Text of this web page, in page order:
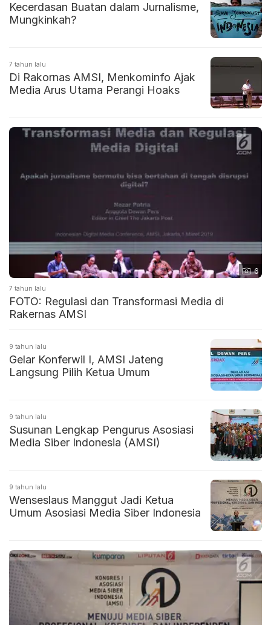
Kecerdasan Buatan dalam Jurnalisme,
Mungkinkah?
7 tahun lalu
Di Rakornas AMSI, Menkominfo Ajak
Media Arus Utama Perangi Hoaks
6
7 tahun lalu
FOTO: Regulasi dan Transformasi Media di
Rakernas AMSI
9 tahun lalu
Gelar Konferwil I, AMSI Jateng
Langsung Pilih Ketua Umum
9 tahun lalu
Susunan Lengkap Pengurus Asosiasi
Media Siber Indonesia (AMSI)
9 tahun lalu
Wenseslaus Manggut Jadi Ketua
Umum Asosiasi Media Siber Indonesia